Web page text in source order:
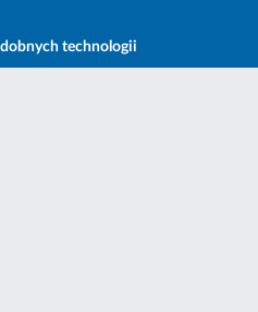
technologii